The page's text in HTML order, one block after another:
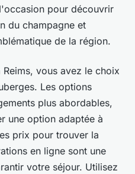
pour découvrir
du champagne et
de la région.
vous avez le choix
Les options
plus abordables,
une option adaptée à
prix pour trouver la
en ligne sont une
votre séjour. Utilisez